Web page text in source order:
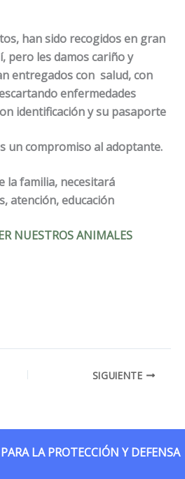
han sido recogidos en gran
pero les damos cariño y
entregados con salud, con
enfermedades
identificación y su pasaporte
un compromiso al adoptante.
la familia, necesitará
atención, educación
NUESTROS ANIMALES
SIGUIENTE
LA PROTECCIÓN Y DEFENSA